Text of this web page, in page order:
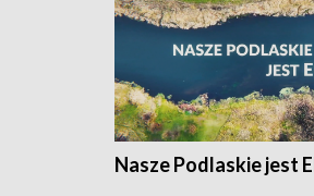
Nasze Podlaskie jest